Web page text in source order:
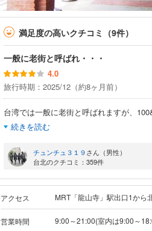
満足度の高いクチコミ（9件）
一般に老街と呼ばれ・・・
4.0
旅行時期：2025/12（約8ヶ月前）
台湾では一般に老街と呼ばれますが、
続きを読む
チュンチュ３１９さん（男性）
台北のクチコミ：359件
アクセス MRT「龍山寺」駅出口1から
営業時間 9:00～21:00(室内は9:00～